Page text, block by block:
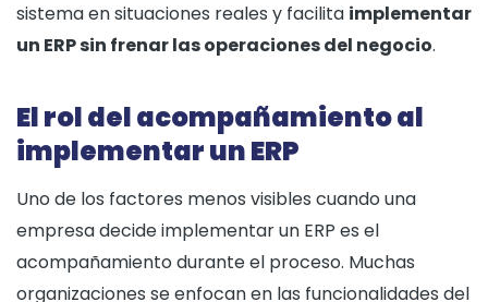
sistema en situaciones reales y facilita implementar
un ERP sin frenar las operaciones del negocio.
El rol del acompañamiento al
implementar un ERP
Uno de los factores menos visibles cuando una
empresa decide implementar un ERP es el
acompañamiento durante el proceso. Muchas
organizaciones se enfocan en las funcionalidades del